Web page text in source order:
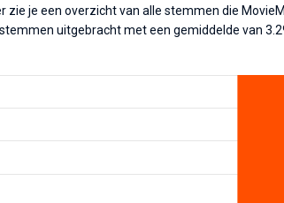
zie je een overzicht van alle stemmen die
uitgebracht met een gemiddelde van